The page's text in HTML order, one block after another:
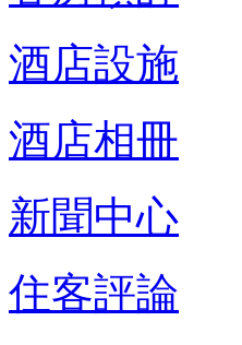
酒店設施
酒店相冊
新聞中心
住客評論